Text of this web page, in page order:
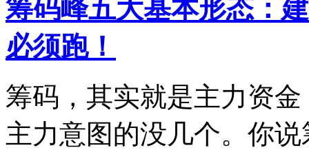
筹码峰五大基本形态：
必须跑！
筹码，其实就是主力资
主力意图的没几个。你